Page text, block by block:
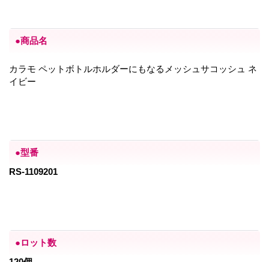
●商品名
カラモ ペットボトルホルダーにもなるメッシュサコッシュ ネ
イビー
●型番
RS-1109201
●ロット数